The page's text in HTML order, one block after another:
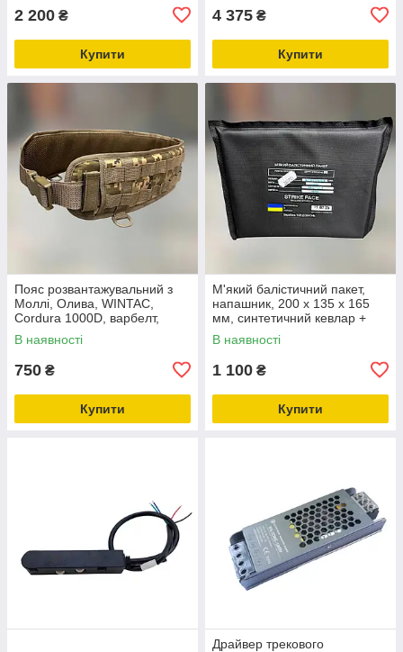
2 200 ₴
Купити
4 375 ₴
Купити
Пояс розвантажувальний з
Моллі, Олива, WINTAC,
Cordura 1000D, варбелт,
покращений тактичний
бойовий пояс,
Піксель, Піксель
В наявності
750 ₴
Купити
М'який балістичний пакет,
напашник, 200 х 135 х 165
мм, синтетичний кевлар +
НВМПЕ, захист ДСТУ 1
В наявності
1 100 ₴
Купити
Драйвер трекового